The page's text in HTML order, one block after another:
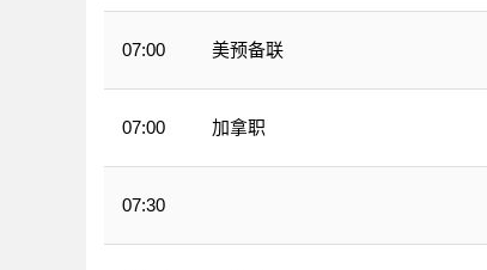
07:00 美预备联
07:00 加拿职
07:30